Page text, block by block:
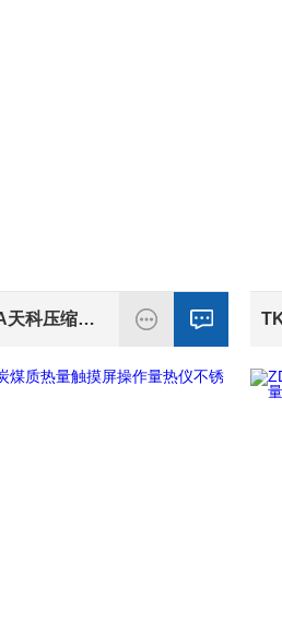
TKZD-9000A天科压缩机制冷控温量热仪 不锈钢内筒